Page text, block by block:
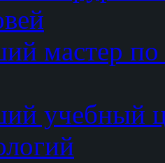
мастер